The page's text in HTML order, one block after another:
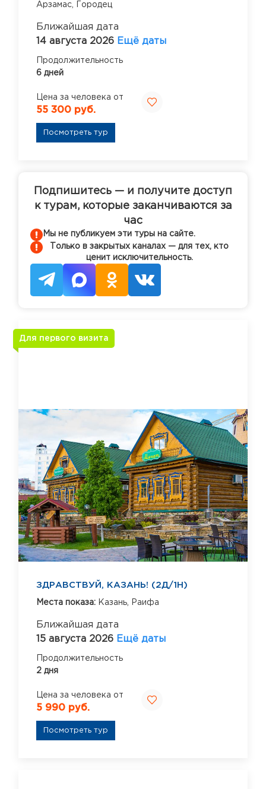
Арзамас,
Городец
Ближайшая дата
14 августа 2026 Ещё даты
Продолжительность
6 дней
Цена за человека от
55 300 руб.
Посмотреть тур
Подпишитесь — и получите доступ
к турам, которые заканчиваются за
час
Мы не публикуем эти туры на сайте.
Только в закрытых каналах — для тех, кто
ценит исключительность.
Для первого визита
ЗДРАВСТВУЙ, КАЗАНЬ! (2Д/1Н)
Места показа: Казань, Раифа
Ближайшая дата
15 августа 2026 Ещё даты
Продолжительность
2 дня
Цена за человека от
5 990 руб.
Посмотреть тур